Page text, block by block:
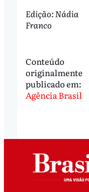
Edição: Nádia
Franco
Conteúdo
originalmente
publicado em:
Agência Brasil